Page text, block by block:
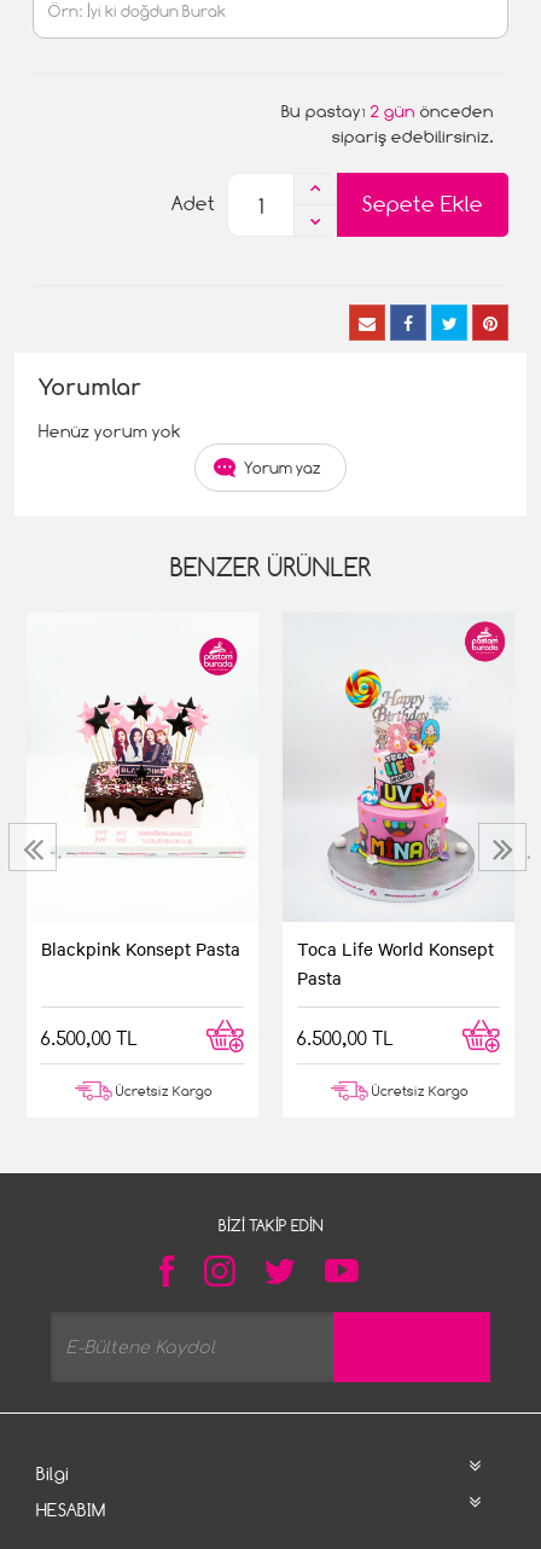
Bu pastayı 2 gün önceden
sipariş edebilirsiniz.
Sepete Ekle
Adet
Yorumlar
Henüz yorum yok
Yorum yaz
BENZER ÜRÜNLER
Blackpink Konsept Pasta
6.500,00 TL
Ücretsiz Kargo
Toca Life World Konsept
Pasta
6.500,00 TL
Ücretsiz Kargo
‹ ›
BIZI TAKIP EDIN
Bilgi
HESABIM